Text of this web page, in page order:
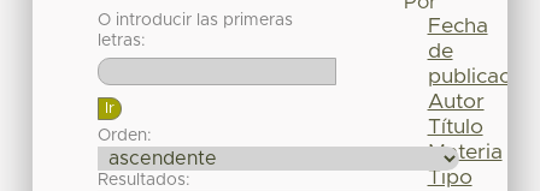
O introducir las primeras
letras:
Orden:
Resultados:
Fecha
de
publicación
Autor
Título
Materia
Tipo